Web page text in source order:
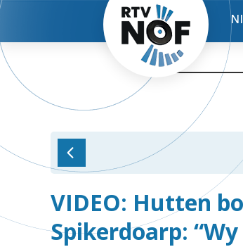
VIDEO: Hutten
Spikerdoarp: